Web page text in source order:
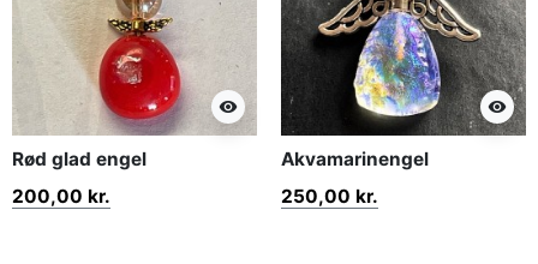
visibility
Rød glad engel
200,00 kr.
visibility
Akvamarinengel
250,00 kr.